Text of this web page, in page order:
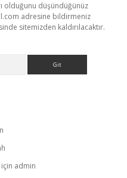
olduğunu düşündüğünüz
adresine bildirmeniz
sitemizden kaldırılacaktır.
için admin